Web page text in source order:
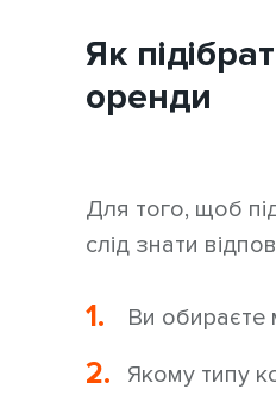
Як
оренди
Для того, щоб
слід знати
Ви обираєте
Якому типу